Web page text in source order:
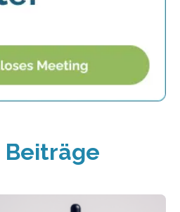
Beiträge